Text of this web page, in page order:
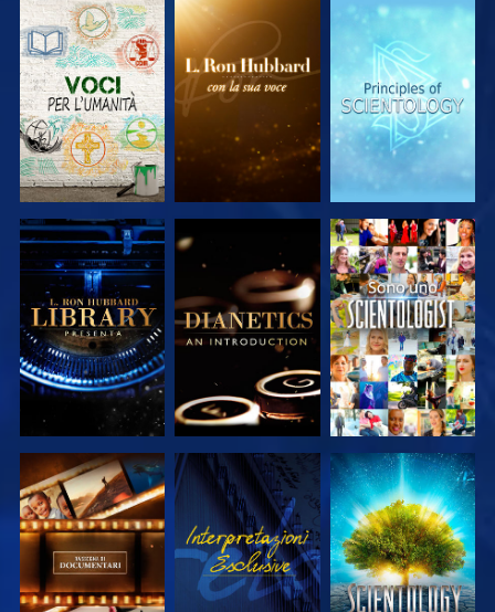
ESPLORA LE
SERIE
ESPLORA LE
SERIE
ESPLORA LE
SERIE
ESPLORA LE
SERIE
ESPLORA LE
SERIE
GUARDA
ESPLORA LE
SERIE
GUARDA
ESPLORA LE
SERIE